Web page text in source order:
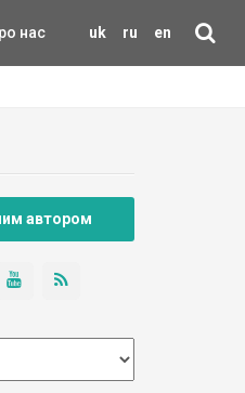
uk ru en
нас
автором